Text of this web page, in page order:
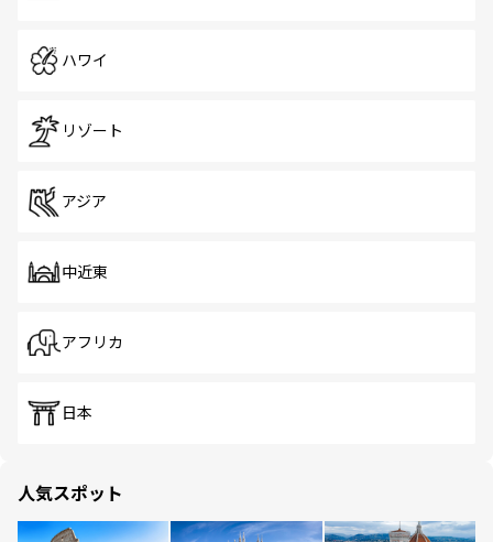
ハワイ
リゾート
アジア
中近東
アフリカ
日本
人気スポット